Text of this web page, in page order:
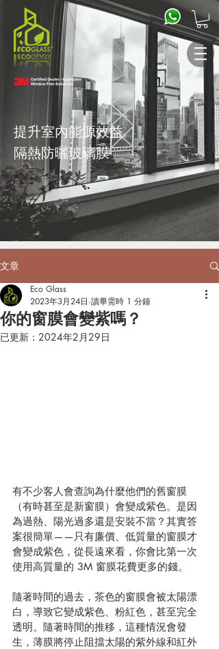
提升室內能源效益
隔熱防曬玻璃膜
文章
你的窗膜會變紫嗎？
Eco Glass
2023年3月24日 讀畢需時 1 分鐘
已更新： 2024年2月29日
有不少客人會查詢為什麼他們的舊窗膜
（有時甚至是新窗膜）會變成紫色。是因
為過熱、陽光過多還是安裝不當？其實答
案很簡單——只有廉價、低質量的窗膜才
會變成紫色，從長遠來看，你會比第一次
使用高質量的 3M 窗膜花費更多的錢。
隨著時間的過去，茶色的窗膜會被太陽漂
白，導致它變成紫色、粉紅色，甚至完全
透明。隨著時間的推移，這種情況會發
生，薄膜將停止阻擋太陽的紫外線和紅外